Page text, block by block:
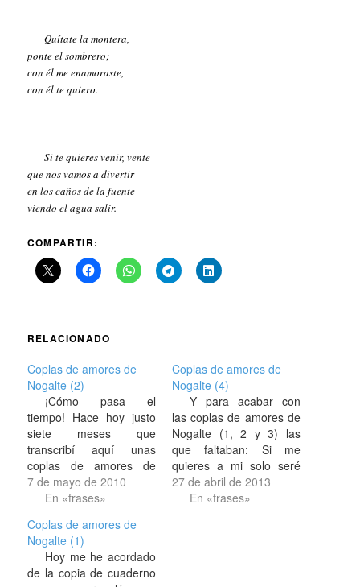
Quítate la montera,
ponte el sombrero;
con él me enamoraste,
con él te quiero.
Si te quieres venir, vente
que nos vamos a divertir
en los caños de la fuente
viendo el agua salir.
COMPARTIR:
RELACIONADO
Coplas de amores de
Nogalte (2)
¡Cómo pasa el
tiempo! Hace hoy justo
siete meses que
transcribí aquí unas
coplas de amores de
Nogalte, una pedanía de
Lorca, y prometo que
poner otras pocas hoy
de casualidad. Algo han
cambiado las cosas y los
tiempos, incluso desde
7 de mayo de 2010
En «frases»
Coplas de amores de
Nogalte (4)
Y para acabar con
las coplas de amores de
Nogalte (1, 2 y 3) las
que faltaban: Si me
quieres a mi solo seré
una muralla firme, pero
si quieres a otro será un
27 de abril de 2013
En «frases»
Coplas de amores de
Nogalte (1)
Hoy me he acordado
de la copia de cuaderno